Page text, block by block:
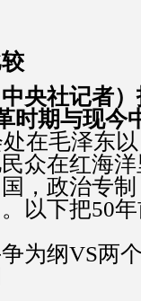
央社记者
时期与现今
在毛泽东
众在红海
，政治专
以下把50
为纲VS两